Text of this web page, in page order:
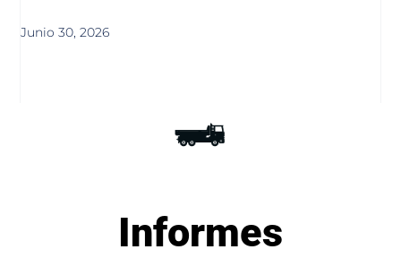
Junio 30, 2026
Informes